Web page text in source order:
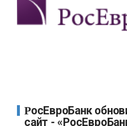
РосЕвроБанк обновил интернет-
сайт -